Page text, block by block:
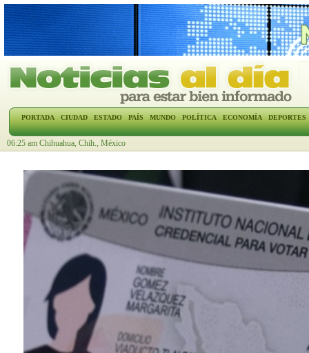
PORTADA CIUDAD ESTADO PAÍS MUNDO POLÍTICA ECONOMÍA DEPORTES
06:25 am Chihuahua, Chih., México